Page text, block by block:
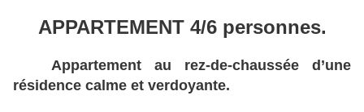
APPARTEMENT 4/6 personnes.
Appartement au rez-de-chaussée d’une
résidence calme et verdoyante.